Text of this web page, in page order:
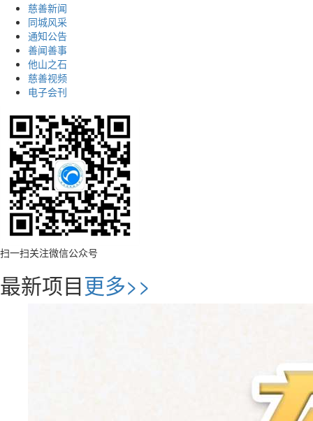
慈善新闻
同城风采
通知公告
善闻善事
他山之石
慈善视频
电子会刊
扫一扫关注微信公众号
最新项目更多>>